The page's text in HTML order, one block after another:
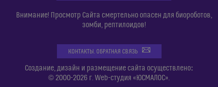
Внимание! Просмотр Сайта смертельно опасен для биороботов,
зомби, рептилоидов!
КОНТАКТЫ. ОБРАТНАЯ СВЯЗЬ
Создание, дизайн и размещение сайта осуществлено:
© 2000-2026 г. Web-студия «ЮСМАЛОС».